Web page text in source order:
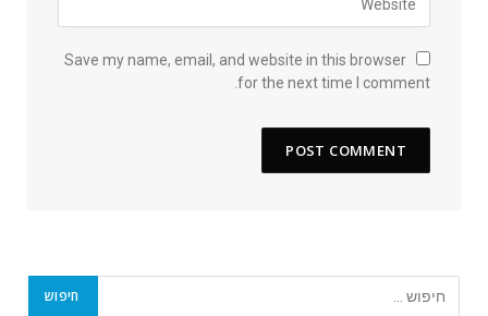
Save my name, email, and website in this browser
for the next time I comment.